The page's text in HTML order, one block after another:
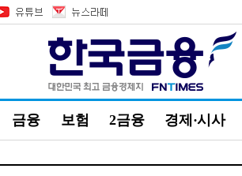
금융 보험 2금융 경제·시사